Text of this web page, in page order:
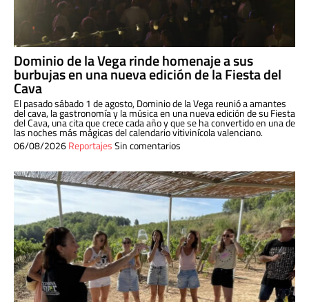
Dominio de la Vega rinde homenaje a sus
burbujas en una nueva edición de la Fiesta del
Cava
El pasado sábado 1 de agosto, Dominio de la Vega reunió a amantes
del cava, la gastronomía y la música en una nueva edición de su Fiesta
del Cava, una cita que crece cada año y que se ha convertido en una de
las noches más mágicas del calendario vitivinícola valenciano.
06/08/2026ReportajesSin comentarios